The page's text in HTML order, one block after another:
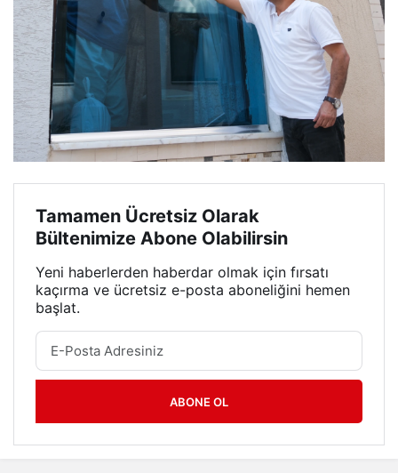
Tamamen Ücretsiz Olarak
Bültenimize Abone Olabilirsin
Yeni haberlerden haberdar olmak için fırsatı
kaçırma ve ücretsiz e-posta aboneliğini hemen
başlat.
ABONE OL